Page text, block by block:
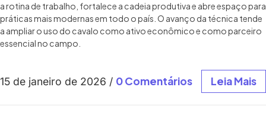
a rotina de trabalho, fortalece a cadeia produtiva e abre espaço para
práticas mais modernas em todo o país. O avanço da técnica tende
a ampliar o uso do cavalo como ativo econômico e como parceiro
essencial no campo.
15 de janeiro de 2026 / 0 Comentários Leia Mais